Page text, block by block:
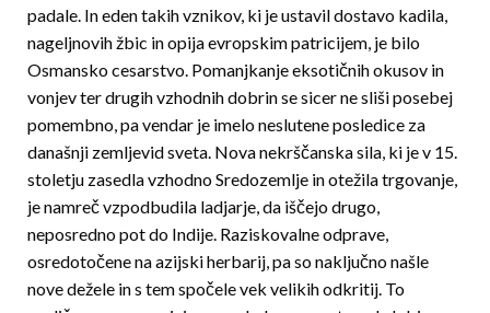
padale. In eden takih vznikov, ki je ustavil dostavo kadila,
nageljnovih žbic in opija evropskim patricijem, je bilo
Osmansko cesarstvo. Pomanjkanje eksotičnih okusov in
vonjev ter drugih vzhodnih dobrin se sicer ne sliši posebej
pomembno, pa vendar je imelo neslutene posledice za
današnji zemljevid sveta. Nova nekrščanska sila, ki je v 15.
stoletju zasedla vzhodno Sredozemlje in otežila trgovanje,
je namreč vzpodbudila ladjarje, da iščejo drugo,
neposredno pot do Indije. Raziskovalne odprave,
osredotočene na azijski herbarij, pa so naključno našle
nove dežele in s tem spočele vek velikih odkritij. To